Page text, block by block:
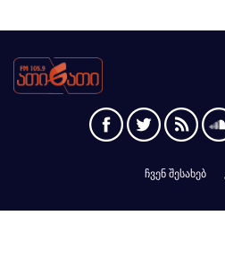
ჩვენ შესახებ